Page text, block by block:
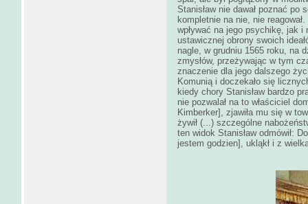
Stanisław nie dawał poznać po
kompletnie na nie, nie
wpływać na jego psychikę, jak i
ustawicznej obrony swoich
nagle, w grudniu 1565 roku, na
zmysłów, przeżywając w tym
znaczenie dla jego dalszego
Komunią i doczekało się
kiedy chory Stanisław bardzo
nie pozwalał na to właściciel
Kimberker], zjawiła mu się w
żywił (...) szczególne
ten widok Stanisław odmówił:
jestem godzien], ukląkł i z